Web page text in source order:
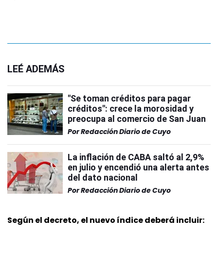
LEÉ ADEMÁS
"Se toman créditos para pagar
créditos": crece la morosidad y
preocupa al comercio de San Juan
PorRedacción Diario de Cuyo
La inflación de CABA saltó al 2,9%
en julio y encendió una alerta antes
del dato nacional
PorRedacción Diario de Cuyo
Según el decreto, el nuevo índice deberá incluir: